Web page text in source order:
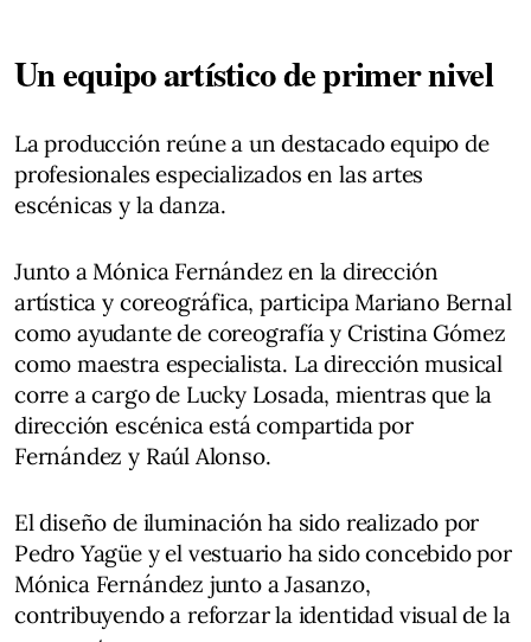
Un equipo artístico de primer nivel
La producción reúne a un destacado equipo de
profesionales especializados en las artes
escénicas y la danza.
Junto a Mónica Fernández en la dirección
artística y coreográfica, participa Mariano Bernal
como ayudante de coreografía y Cristina Gómez
como maestra especialista. La dirección musical
corre a cargo de Lucky Losada, mientras que la
dirección escénica está compartida por
Fernández y Raúl Alonso.
El diseño de iluminación ha sido realizado por
Pedro Yagüe y el vestuario ha sido concebido por
Mónica Fernández junto a Jasanzo,
contribuyendo a reforzar la identidad visual de la